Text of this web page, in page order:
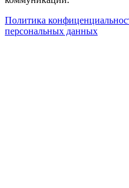
Политика
персональных данных